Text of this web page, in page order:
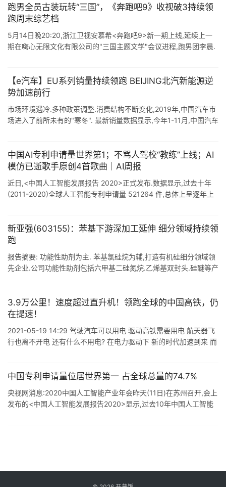
跑男全员古装玩转“三国”，《奔跑吧9》收视破3持续领
跑周末综艺档
5月14日晚20:20,浙江卫视安慕希<奔跑吧9>新一期上线,延续上一
期在嗨心无限文化有限公司的"三国主题文学"会议进程,跑男团李晨.
【e汽车】EU系列销量持续领跑 BEIJING北汽新能源逆
势加速前行
市场环境遇冷.多种政策调整.消费结构不断变化,2019年,中国汽车市
场进入了前所未有的"寒冬". 最新销量数据显示,今年1-11月,中国汽车
中国AI专利申请量世界第1；不骂人驾校“教练”上线；AI
模仿已逝歌手原创4首歌曲｜AI周报
近日,<中国人工智能发展报告 2020>正式发布.数据显示,过去十年
(2011-2020)全球人工智能专利申请量 521264 件,总体上呈逐年上
新亚强(603155)：苯基下游深加工延伸 细分领域持续领
跑
报告摘要: 功能性助剂为主. 苯基氯硅烷为辅,打造有机硅细分领域领
先企业.公司功能性助剂包括六甲基二硅氮烷.乙烯基双封头.硅醚等产
3.9万公里！速度超过直升机！领跑全球的中国高铁，仍
在提速！
2021-05-19 14:29 驾驶汽车可以用电 驱动高铁需要用电 航天器飞
行也离不开电 还有什么不用电? 在电力驱动下 新的时代加速到来 而
中国专利申请量位居世界第一 占全球总量的74.7%
央视网消息:2020中国人工智能产业年会昨天(11日)在苏州召开,会上
发布的<中国人工智能发展报告2020>显示,过去10年中国人工智能